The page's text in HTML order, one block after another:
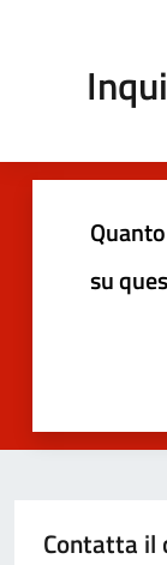
su
Contatta il